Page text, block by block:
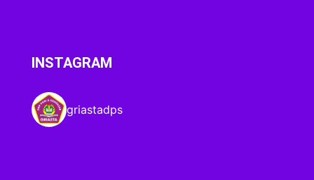
INSTAGRAM
griastadps